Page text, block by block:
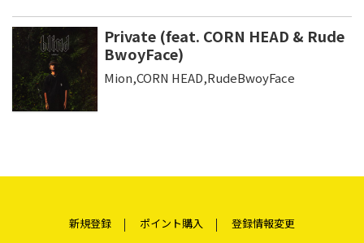
Private (feat. CORN HEAD & Rude
BwoyFace)
Mion,CORN HEAD,RudeBwoyFace
新規登録 ポイント購入
登録情報変更